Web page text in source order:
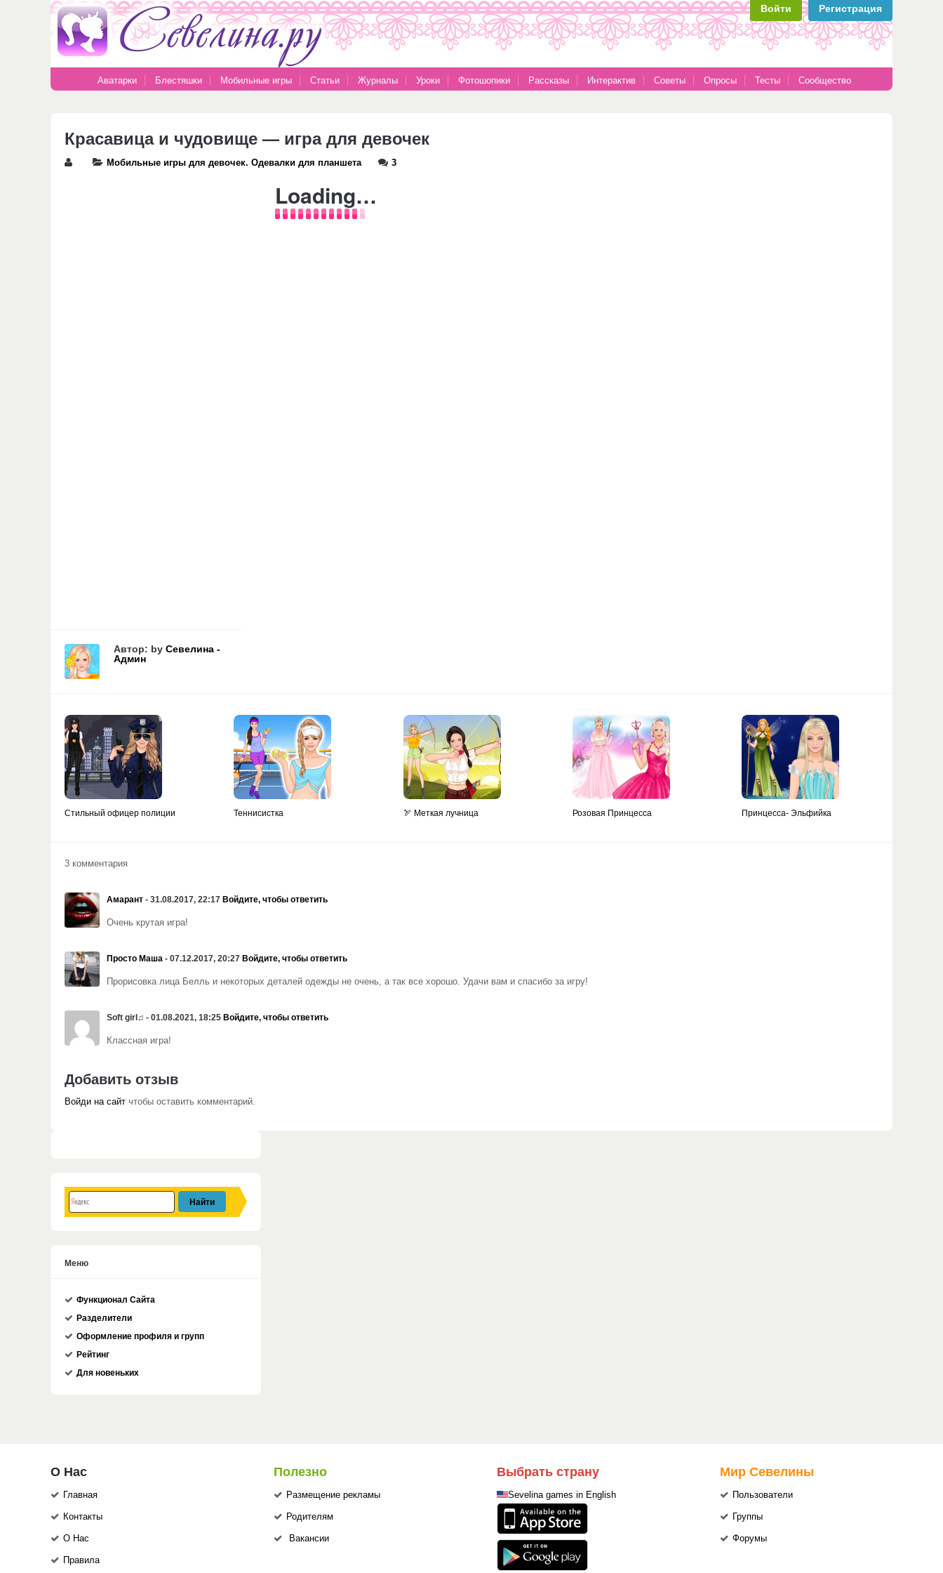
Войти Регистрация
Аватарки Блестяшки Мобильные игры Статьи Журналы Уроки Фотошопики Рассказы Интерактив Советы Опросы Тесты Сообщество
Красавица и чудовище — игра для девочек
Мобильные игры для девочек. Одевалки для планшета 3
Loading…
Автор: by Севелина -
Админ
Стильный офицер полиции Теннисистка 🏹 Меткая лучница Розовая Принцесса Принцесса- Эльфийка
3 комментария
Амарант - 31.08.2017, 22:17 Войдите, чтобы ответить
Очень крутая игра!
Просто Маша - 07.12.2017, 20:27 Войдите, чтобы ответить
Прорисовка лица Белль и некоторых деталей одежды не очень, а так все хорошо. Удачи вам и спасибо за игру!
Soft girl♫ - 01.08.2021, 18:25 Войдите, чтобы ответить
Классная игра!
Добавить отзыв
Войди на сайт чтобы оставить комментарий.
Меню
Функционал Сайта
Разделители
Оформление профиля и групп
Рейтинг
Для новеньких
О Нас
Главная
Контакты
О Нас
Правила
Полезно
Размещение рекламы
Родителям
Вакансии
Выбрать страну
Sevelina games in English
Мир Севелины
Пользователи
Группы
Форумы